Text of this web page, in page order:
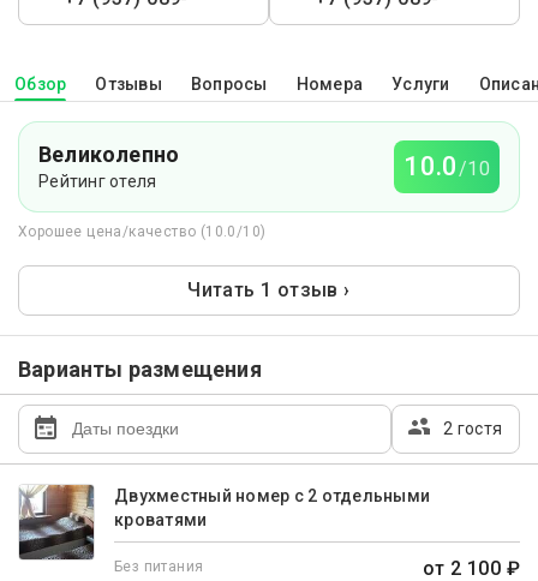
Обзор Отзывы Вопросы Номера Услуги
Великолепно
Рейтинг отеля 10.0/10
Хорошее цена/качество (10.0/10)
Читать 1 отзыв ›
Варианты размещения
2 гостя
Двухместный номер с 2 отдельными
кроватями
Без питания от 2 100 ₽